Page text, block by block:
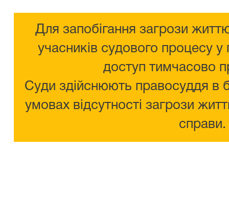
Для запобігання загрози
учасників судового процесу у
доступ тимчасово
Суди здійснюють правосуддя в
умовах відсутності загрози
справи.